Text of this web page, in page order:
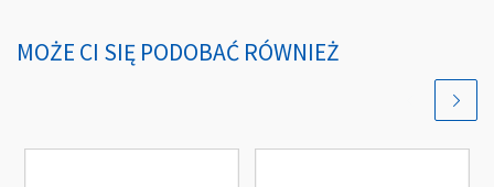
MOŻE CI SIĘ PODOBAĆ RÓWNIEŻ